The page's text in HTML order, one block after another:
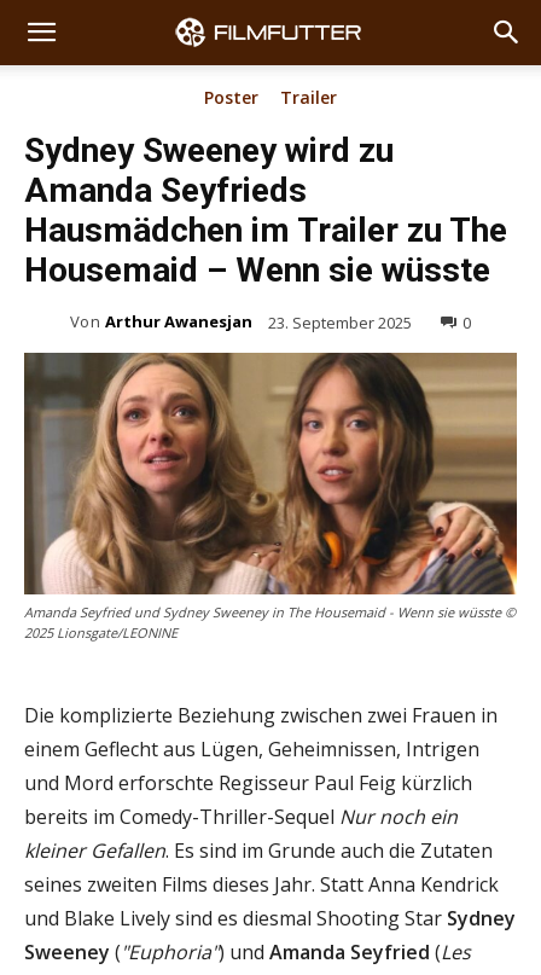
Poster Trailer
Sydney Sweeney wird zu
Amanda Seyfrieds
Hausmädchen im Trailer zu The
Housemaid – Wenn sie wüsste
Von Arthur Awanesjan 23. September 2025 0
Amanda Seyfried und Sydney Sweeney in The Housemaid - Wenn sie wüsste ©
2025 Lionsgate/LEONINE
Die komplizierte Beziehung zwischen zwei Frauen in
einem Geflecht aus Lügen, Geheimnissen, Intrigen
und Mord erforschte Regisseur Paul Feig kürzlich
bereits im Comedy-Thriller-Sequel Nur noch ein
kleiner Gefallen. Es sind im Grunde auch die Zutaten
seines zweiten Films dieses Jahr. Statt Anna Kendrick
und Blake Lively sind es diesmal Shooting Star Sydney
Sweeney ("Euphoria") und Amanda Seyfried (Les